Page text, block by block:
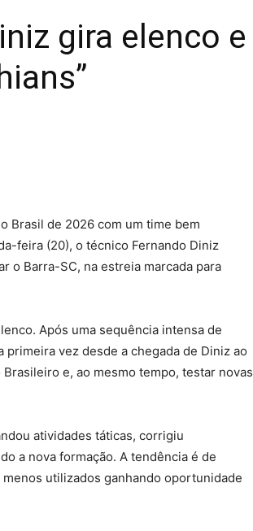
gira elenco e
Brasil de 2026 com um time bem
feira (20), o técnico Fernando Diniz
o Barra-SC, na estreia marcada para
Após uma sequência intensa de
vez desde a chegada de Diniz ao
e, ao mesmo tempo, testar novas
atividades táticas, corrigiu
a nova formação. A tendência é de
utilizados ganhando oportunidade